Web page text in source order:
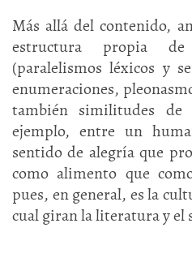
Más allá del contenido,
estructura propia
(paralelismos léxicos y
enumeraciones,
también similitudes
ejemplo, entre un
sentido de alegría que
como alimento que
pues, en general, es la
cual giran la literatura y el